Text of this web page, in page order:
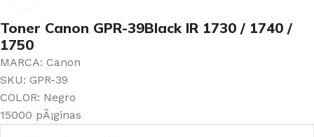
Toner Canon GPR-39Black IR 1730 / 1740 /
1750
MARCA: Canon
SKU: GPR-39
COLOR: Negro
15000 pÃ¡ginas